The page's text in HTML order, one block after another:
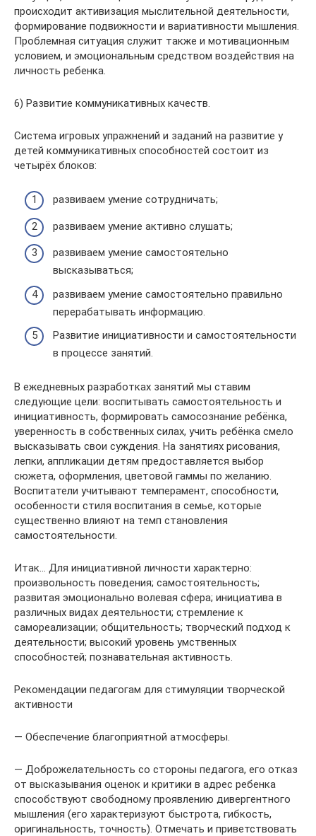
происходит активизация мыслительной деятельности,
формирование подвижности и вариативности мышления.
Проблемная ситуация служит также и мотивационным
условием, и эмоциональным средством воздействия на
личность ребенка.
6) Развитие коммуникативных качеств.
Система игровых упражнений и заданий на развитие у
детей коммуникативных способностей состоит из
четырёх блоков:
развиваем умение сотрудничать;
развиваем умение активно слушать;
развиваем умение самостоятельно
высказываться;
развиваем умение самостоятельно правильно
перерабатывать информацию.
Развитие инициативности и самостоятельности
в процессе занятий.
В ежедневных разработках занятий мы ставим
следующие цели: воспитывать самостоятельность и
инициативность, формировать самосознание ребёнка,
уверенность в собственных силах, учить ребёнка смело
высказывать свои суждения. На занятиях рисования,
лепки, аппликации детям предоставляется выбор
сюжета, оформления, цветовой гаммы по желанию.
Воспитатели учитывают темперамент, способности,
особенности стиля воспитания в семье, которые
существенно влияют на темп становления
самостоятельности.
Итак… Для инициативной личности характерно:
произвольность поведения; самостоятельность;
развитая эмоционально волевая сфера; инициатива в
различных видах деятельности; стремление к
самореализации; общительность; творческий подход к
деятельности; высокий уровень умственных
способностей; познавательная активность.
Рекомендации педагогам для стимуляции творческой
активности
— Обеспечение благоприятной атмосферы.
— Доброжелательность со стороны педагога, его отказ
от высказывания оценок и критики в адрес ребенка
способствуют свободному проявлению дивергентного
мышления (его характеризуют быстрота, гибкость,
оригинальность, точность). Отмечать и приветствовать